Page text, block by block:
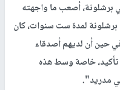
برشلونة، أصعب ما واجهته
لمدة ست سنوات، كان
حين أن لديهم أصدقاء
تأكيد، خاصة وسط هذه
مدريد".